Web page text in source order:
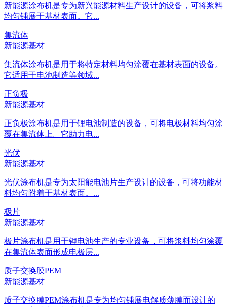
新能源涂布机是专为新兴能源材料生产设计的设备，可将浆料
均匀铺展于基材表面。它...
集流体
新能源基材
集流体涂布机是用于将特定材料均匀涂覆在基材表面的设备。
它适用于电池制造等领域...
正负极
新能源基材
正负极涂布机是用于锂电池制造的设备，可将电极材料均匀涂
覆在集流体上。它助力电...
光伏
新能源基材
光伏涂布机是专为太阳能电池片生产设计的设备，可将功能材
料均匀附着于基材表面。...
极片
新能源基材
极片涂布机是用于锂电池生产的专业设备，可将浆料均匀涂覆
在集流体表面形成电极层...
质子交换膜PEM
新能源基材
质子交换膜PEM涂布机是专为均匀铺展电解质薄膜而设计的